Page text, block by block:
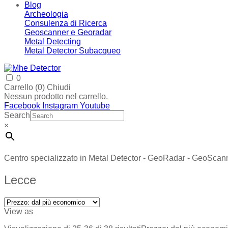
Blog
Archeologia
Consulenza di Ricerca
Geoscanner e Georadar
Metal Detecting
Metal Detector Subacqueo
0
Carrello (0) Chiudi
Nessun prodotto nel carrello.
Facebook Instagram Youtube
Search
×
Centro specializzato in Metal Detector - GeoRadar -
Lecce
View as